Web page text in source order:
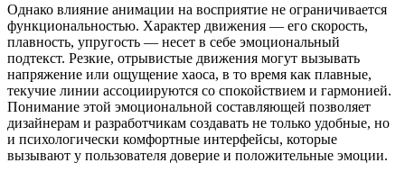
Однако влияние анимации на восприятие не ограничивается
функциональностью. Характер движения — его скорость,
плавность, упругость — несет в себе эмоциональный
подтекст. Резкие, отрывистые движения могут вызывать
напряжение или ощущение хаоса, в то время как плавные,
текучие линии ассоциируются со спокойствием и гармонией.
Понимание этой эмоциональной составляющей позволяет
дизайнерам и разработчикам создавать не только удобные, но
и психологически комфортные интерфейсы, которые
вызывают у пользователя доверие и положительные эмоции.